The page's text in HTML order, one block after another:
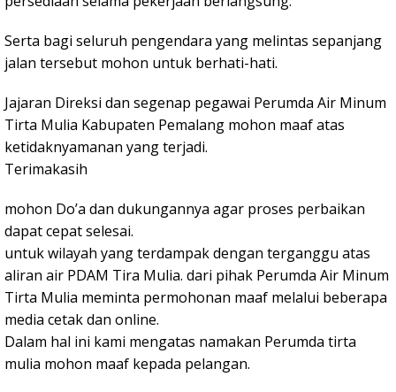
Serta bagi seluruh pengendara yang melintas sepanjang
jalan tersebut mohon untuk berhati-hati.
Jajaran Direksi dan segenap pegawai Perumda Air Minum
Tirta Mulia Kabupaten Pemalang mohon maaf atas
ketidaknyamanan yang terjadi.
Terimakasih
mohon Do’a dan dukungannya agar proses perbaikan
dapat cepat selesai.
untuk wilayah yang terdampak dengan terganggu atas
aliran air PDAM Tira Mulia. dari pihak Perumda Air Minum
Tirta Mulia meminta permohonan maaf melalui beberapa
media cetak dan online.
Dalam hal ini kami mengatas namakan Perumda tirta
mulia mohon maaf kepada pelangan.